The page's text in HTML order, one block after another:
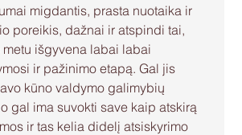
migdantis, prasta nuotaika ir
poreikis, dažnai ir atspindi tai,
išgyvena labai labai
ir pažinimo etapą. Gal jis
kūno valdymo galimybių
gal ima suvokti save kaip atskirą
ir tas kelia didelį atsiskyrimo